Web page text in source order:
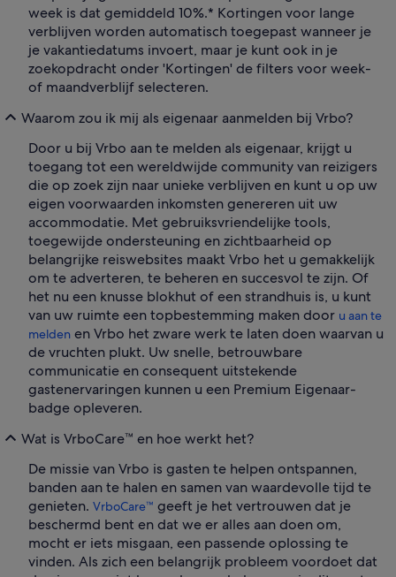
week is dat gemiddeld 10%.* Kortingen voor lange
verblijven worden automatisch toegepast wanneer je
je vakantiedatums invoert, maar je kunt ook in je
zoekopdracht onder 'Kortingen' de filters voor week-
of maandverblijf selecteren.
Waarom zou ik mij als eigenaar aanmelden bij Vrbo?
Door u bij Vrbo aan te melden als eigenaar, krijgt u
toegang tot een wereldwijde community van reizigers
die op zoek zijn naar unieke verblijven en kunt u op uw
eigen voorwaarden inkomsten genereren uit uw
accommodatie. Met gebruiksvriendelijke tools,
toegewijde ondersteuning en zichtbaarheid op
belangrijke reiswebsites maakt Vrbo het u gemakkelijk
om te adverteren, te beheren en succesvol te zijn. Of
het nu een knusse blokhut of een strandhuis is, u kunt
van uw ruimte een topbestemming maken door u aan te
melden en Vrbo het zware werk te laten doen waarvan u
de vruchten plukt. Uw snelle, betrouwbare
communicatie en consequent uitstekende
gastenervaringen kunnen u een Premium Eigenaar-
badge opleveren.
Wat is VrboCare™ en hoe werkt het?
De missie van Vrbo is gasten te helpen ontspannen,
banden aan te halen en samen van waardevolle tijd te
genieten. VrboCare™ geeft je het vertrouwen dat je
beschermd bent en dat we er alles aan doen om,
mocht er iets misgaan, een passende oplossing te
vinden. Als zich een belangrijk probleem voordoet dat